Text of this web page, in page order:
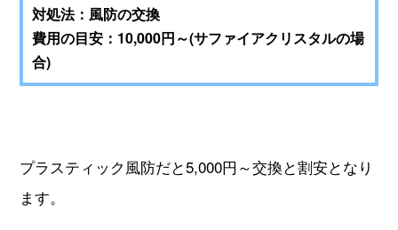
対処法：風防の交換
費用の目安：10,000円～(サファイアクリスタルの場
合)
プラスティック風防だと5,000円～交換と割安となり
ます。